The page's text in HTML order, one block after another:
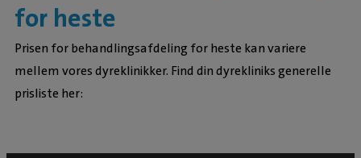
for heste
Prisen for behandlingsafdeling for heste kan variere
mellem vores dyreklinikker. Find din dyrekliniks generelle
prisliste her: